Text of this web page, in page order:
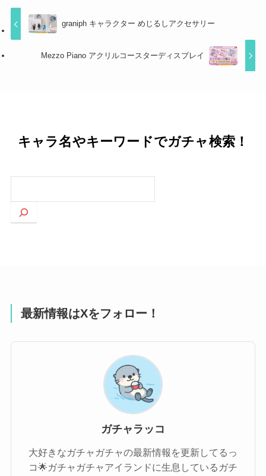
graniph キャラクター めじるしアクセサリー
Mezzo Piano アクリルコースターディスプレイ
キャラ名やキーワードでガチャ検索！
索
最新情報はXをフォロー！
ガチャラッコ
大好きなガチャガチャの最新情報を更新してるっ
コ🌟ガチャガチャアイランドに生息しているガチ